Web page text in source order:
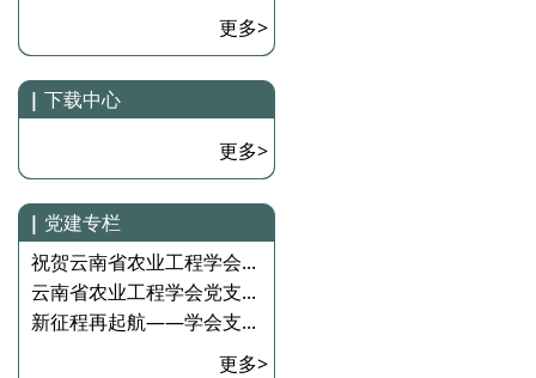
更多>
| 下载中心
更多>
| 党建专栏
祝贺云南省农业工程学会...
云南省农业工程学会党支...
新征程再起航——学会支...
更多>